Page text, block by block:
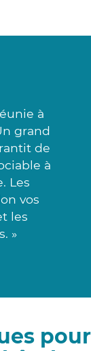
à
grand
de
à
Les
vos
les
»
pour